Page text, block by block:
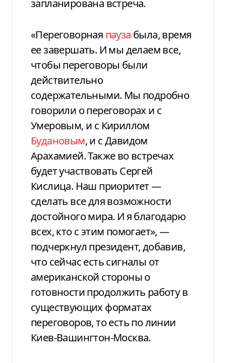
запланирована встреча.
«Переговорная пауза была, время
ее завершать. И мы делаем все,
чтобы переговоры были
действительно
содержательными. Мы подробно
говорили о переговорах и с
Умеровым, и с Кириллом
Будановым, и с Давидом
Арахамией. Также во встречах
будет участвовать Сергей
Кислица. Наш приоритет —
сделать все для возможности
достойного мира. И я благодарю
всех, кто с этим помогает», —
подчеркнул президент, добавив,
что сейчас есть сигналы от
американской стороны о
готовности продолжить работу в
существующих форматах
переговоров, то есть по линии
Киев-Вашингтон-Москва.